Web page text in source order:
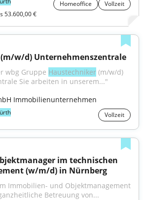
Homeoffice
Vollzeit
53.600,00 €
(m/w/d) Unternehmenszentrale
wbg Gruppe Haustechniker (m/w/d)
Sie arbeiten in unserem..."
Immobilienunternehmen
Vollzeit
im technischen
(w/m/d) in Nürnberg
Immobilien- und Objektmanagement
Betreuung von...